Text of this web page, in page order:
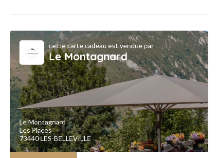
cette carte cadeau est vendue par
Le Montagnard
Le Montagnard
Les Places
73440 LES-BELLEVILLE